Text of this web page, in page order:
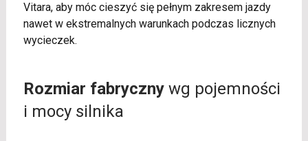
Vitara, aby móc cieszyć się pełnym zakresem jazdy
nawet w ekstremalnych warunkach podczas licznych
wycieczek.
Rozmiar fabrycznywg pojemności
i mocy silnika